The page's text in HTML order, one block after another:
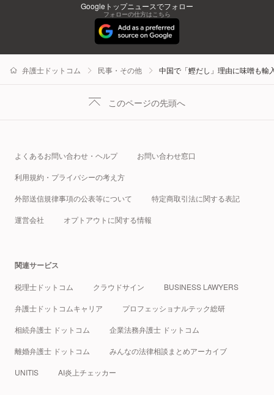
Googleトップニュースでフォロー
フォローの仕方はこちら
弁護士ドットコム 民事・その他 中国で「鰹だし」理由に味噌も輸
このページの先頭へ
よくあるお問い合わせ・ヘルプ お問い合わせ窓口
利用規約・プライバシーの考え方
外部送信規律事項の公表等について 特定商取引法に関する表記
運営会社 オプトアウトに関する情報
関連サービス
税理士ドットコム クラウドサイン BUSINESS LAWYERS
弁護士ドットコムキャリア プロフェッショナルテック総研
相続弁護士 ドットコム 企業法務弁護士 ドットコム
離婚弁護士 ドットコム みんなの法律相談まとめアーカイブ
UNITIS AI炎上チェッカー